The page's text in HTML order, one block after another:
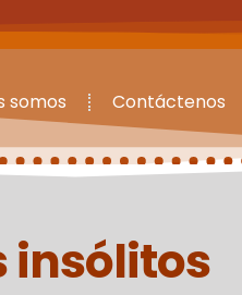
somos Contáctenos
insólitos